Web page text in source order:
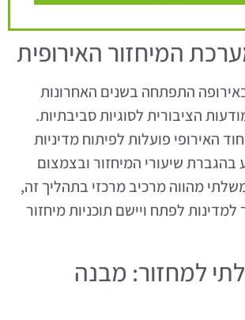
המיחזור האירופית
התפתחה בשנים האחרונות
הציבורית לסוגיות סביבתיות.
האירופי פועלות לפיתוח מדיניות
שיעורי המיחזור ובצמצום
מהווה מרכיב מרכזי בתהליך זה,
לפתח ויישם תוכניות מיחזור
למחזור: מבנה